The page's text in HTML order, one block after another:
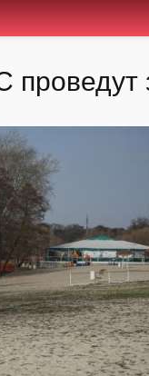
проведут